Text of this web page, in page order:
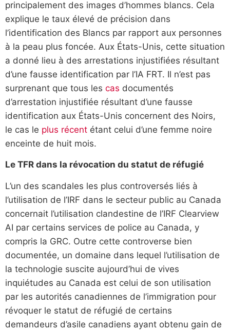
principalement des images d’hommes blancs. Cela
explique le taux élevé de précision dans
l’identification des Blancs par rapport aux personnes
à la peau plus foncée. Aux États-Unis, cette situation
a donné lieu à des arrestations injustifiées résultant
d’une fausse identification par l’IA FRT. Il n’est pas
surprenant que tous les cas documentés
d’arrestation injustifiée résultant d’une fausse
identification aux États-Unis concernent des Noirs,
le cas le plus récent étant celui d’une femme noire
enceinte de huit mois.
Le TFR dans la révocation du statut de réfugié
L’un des scandales les plus controversés liés à
l’utilisation de l’IRF dans le secteur public au Canada
concernait l’utilisation clandestine de l’IRF Clearview
AI par certains services de police au Canada, y
compris la GRC. Outre cette controverse bien
documentée, un domaine dans lequel l’utilisation de
la technologie suscite aujourd’hui de vives
inquiétudes au Canada est celui de son utilisation
par les autorités canadiennes de l’immigration pour
révoquer le statut de réfugié de certains
demandeurs d’asile canadiens ayant obtenu gain de